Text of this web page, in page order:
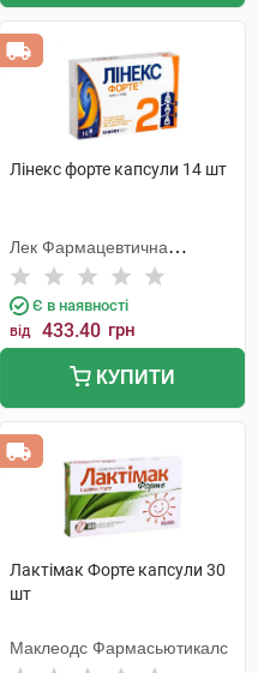
Лінекс форте капсули 14 шт
Лек Фармацевтична
компанія
Є в наявності
від 433.40 грн
КУПИТИ
Лактімак Форте капсули 30
шт
Маклеодс Фармасьютикалс